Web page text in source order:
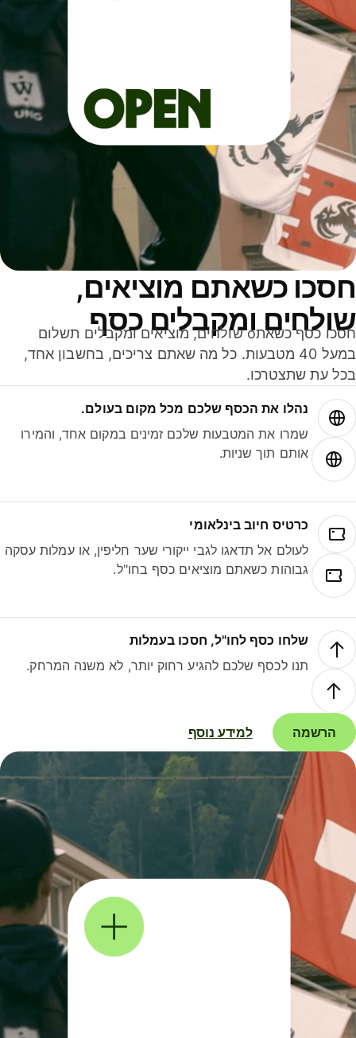
כשאתם מוציאים,
ומקבלים כסף
חסכו כסף כשאתo שולחים, מוציאים ומקבלים תשלום
במעל 40 מטבעות. כל מה שאתם צריכים, בחשבון אחד,
עת שתצטרכו.
נהלו את הכסף שלכם מכל מקום בעולם.
שמרו את המטבעות שלכם זמינים במקום אחד, והמירו
אותם תוך שניות.
כרטיס חיוב בינלאומי
לעולם אל תדאגו לגבי ייקורי שער חליפין, או עמלות עסקה
גבוהות כשאתם מוציאים כסף בחו"ל.
שלחו כסף לחו"ל, חסכו בעמלות
תנו לכסף שלכם להגיע רחוק יותר, לא משנה המרחק.
הרשמה למידע נוסף